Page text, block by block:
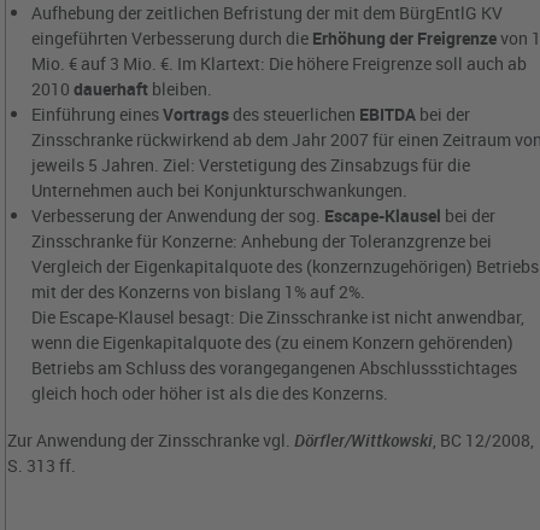
Aufhebung der zeitlichen Befristung der mit dem BürgEntlG KV
eingeführten Verbesserung durch die Erhöhung der Freigrenzevon
Mio. € auf 3 Mio. €. Im Klartext: Die höhere Freigrenze soll auch ab
2010dauerhaft bleiben.
Einführung einesVortrags des steuerlichen EBITDA bei der
Zinsschranke rückwirkend ab dem Jahr 2007 für einen Zeitraum
jeweils 5 Jahren. Ziel: Verstetigung des Zinsabzugs für die
Unternehmen auch bei Konjunkturschwankungen.
Verbesserung der Anwendung der sog. Escape-Klausel bei der
Zinsschranke für Konzerne: Anhebung der Toleranzgrenze bei
Vergleich der Eigenkapitalquote des (konzernzugehörigen) Betriebs
mit der des Konzerns von bislang 1% auf 2%.
Die Escape-Klausel besagt: Die Zinsschranke ist nicht anwendbar,
wenn die Eigenkapitalquote des (zu einem Konzern gehörenden)
Betriebs am Schluss des vorangegangenen Abschlussstichtages
gleich hoch oder höher ist als die des Konzerns.
Zur Anwendung der Zinsschranke vgl.Dörfler/Wittkowski, BC 12/2008,
S. 313 ff.